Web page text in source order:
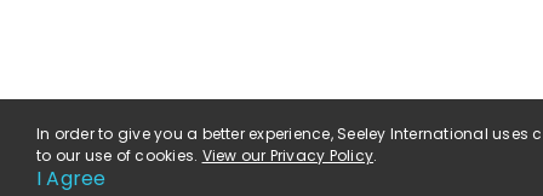
In order to give you a better experience, Seeley International
to our use of cookies. View our Privacy Policy.
I Agree